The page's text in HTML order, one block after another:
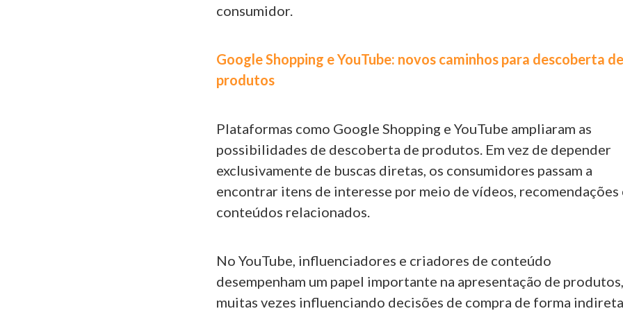
consumidor.
Google Shopping e YouTube: novos caminhos para descoberta de
produtos
Plataformas como Google Shopping e YouTube ampliaram as
possibilidades de descoberta de produtos. Em vez de depender
exclusivamente de buscas diretas, os consumidores passam a
encontrar itens de interesse por meio de vídeos, recomendações
conteúdos relacionados.
No YouTube, influenciadores e criadores de conteúdo
desempenham um papel importante na apresentação de produtos,
muitas vezes influenciando decisões de compra de forma